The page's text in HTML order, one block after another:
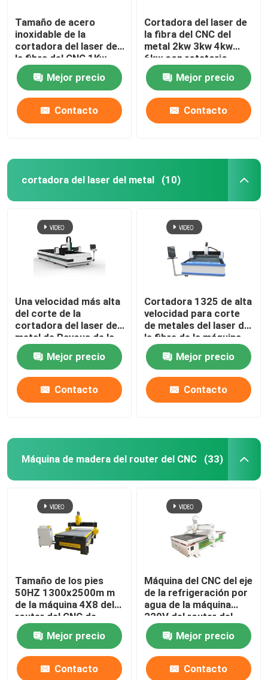
Tamaño de acero
inoxidable de la
cortadora del laser de
la fibra del CNC 1Kw
2Kw 1530
Mejor precio
Contacto
Cortadora del laser de
la fibra del CNC del
metal 2kw 3kw 4kw
6kw con rotatorio
Mejor precio
Contacto
cortadora del laser del metal (10)
Una velocidad más alta
del corte de la
cortadora del laser del
metal de Raycus de la
fibra 3000w
Mejor precio
Contacto
Cortadora 1325 de alta
velocidad para corte
de metales del laser de
la fibra de la máquina
2KW del CNC del laser
Mejor precio
Contacto
Máquina de madera del router del CNC (33)
Tamaño de los pies
50HZ 1300x2500m m
de la máquina 4X8 del
router del CNC de
madera de AC220V
Mejor precio
Contacto
Máquina del CNC del eje
de la refrigeración por
agua de la máquina
220V del router del
CNC de madera de la
industriaMejor precio
Contacto